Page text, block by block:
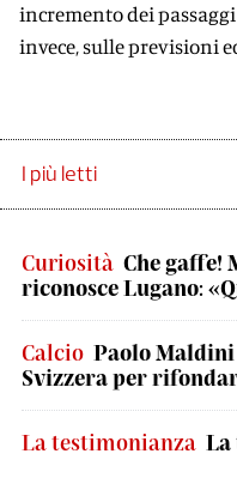
incremento dei
invece, sulle previsioni
I più letti
Curiosità Che gaffe!
riconosce Lugano:
Calcio Paolo
Svizzera per
La testimonianza La